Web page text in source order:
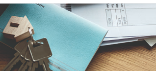
Podcasty
Zarabiaj w internecie
Akcje promocyjne
Regulaminy